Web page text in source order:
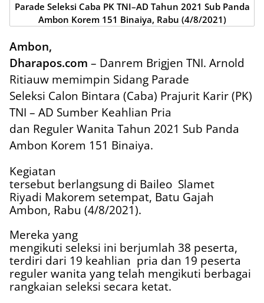
Parade Seleksi Caba PK TNI–AD Tahun 2021 Sub Panda
Ambon Korem 151 Binaiya, Rabu (4/8/2021)
Ambon,
Dharapos.com – Danrem Brigjen TNI. Arnold
Ritiauw memimpin Sidang Parade
Seleksi Calon Bintara (Caba) Prajurit Karir (PK)
TNI – AD Sumber Keahlian Pria
dan Reguler Wanita Tahun 2021 Sub Panda
Ambon Korem 151 Binaiya.
Kegiatan
tersebut berlangsung di Baileo Slamet
Riyadi Makorem setempat, Batu Gajah
Ambon, Rabu (4/8/2021).
Mereka yang
mengikuti seleksi ini berjumlah 38 peserta,
terdiri dari 19 keahlian pria dan 19 peserta
reguler wanita yang telah mengikuti berbagai
rangkaian seleksi secara ketat.